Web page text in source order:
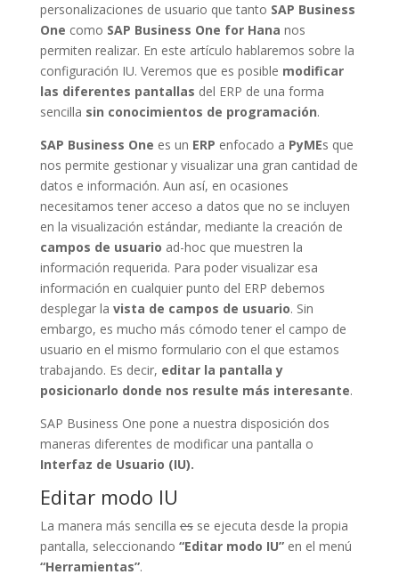
personalizaciones de usuario que tanto SAP Business
One como SAP Business One for Hana nos
permiten realizar. En este artículo hablaremos sobre la
configuración IU. Veremos que es posible modificar
las diferentes pantallas del ERP de una forma
sencilla sin conocimientos de programación.
SAP Business One es un ERP enfocado a PyMEs que
nos permite gestionar y visualizar una gran cantidad de
datos e información. Aun así, en ocasiones
necesitamos tener acceso a datos que no se incluyen
en la visualización estándar, mediante la creación de
campos de usuario ad-hoc que muestren la
información requerida. Para poder visualizar esa
información en cualquier punto del ERP debemos
desplegar la vista de campos de usuario. Sin
embargo, es mucho más cómodo tener el campo de
usuario en el mismo formulario con el que estamos
trabajando. Es decir, editar la pantalla y
posicionarlo donde nos resulte más interesante.
SAP Business One pone a nuestra disposición dos
maneras diferentes de modificar una pantalla o
Interfaz de Usuario (IU).
Editar modo IU
La manera más sencillaesse ejecuta desde la propia
pantalla, seleccionando “Editar modo IU”en el menú
“Herramientas”.